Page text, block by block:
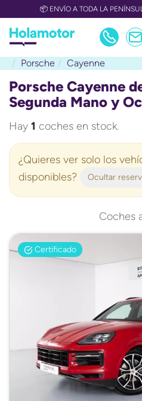
📦 ENVÍO A TODA LA
Porsche Cayenne
Porsche Cayenne
Segunda Mano y
Hay 1 coches en stock.
¿Quieres ver solo los
disponibles?
Ocultar
Coches
Certificado